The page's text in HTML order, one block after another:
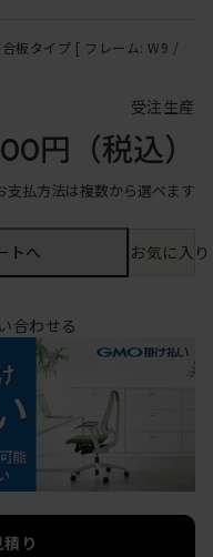
板タイプ [ フレーム: W9 /
受注生産
円 （税込）
支払方法は複数から選べます
トへ お気に入
合わせる
り